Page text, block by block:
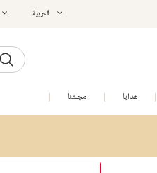
العربية
هدايا مجلتنا